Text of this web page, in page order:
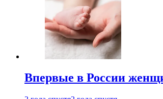
Впервые в России